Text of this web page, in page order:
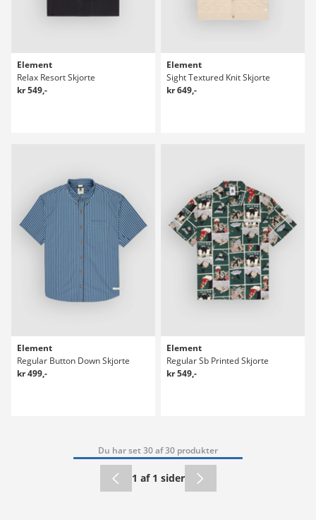
Element
Relax Resort Skjorte
kr 549,-
Element
Sight Textured Knit Skjorte
kr 649,-
Element
Regular Button Down Skjorte
kr 499,-
Element
Regular Sb Printed Skjorte
kr 549,-
Du har set 30 af 30 produkter
1 af 1 sider